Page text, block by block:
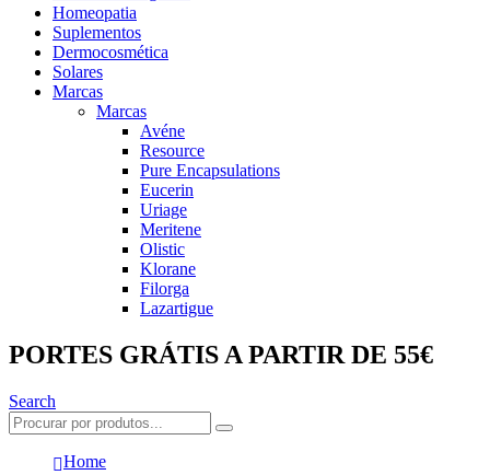
Homeopatia
Suplementos
Dermocosmética
Solares
Marcas
Marcas
Avéne
Resource
Pure Encapsulations
Eucerin
Uriage
Meritene
Olistic
Klorane
Filorga
Lazartigue
PORTES GRÁTIS A PARTIR DE 55€
Search
Home